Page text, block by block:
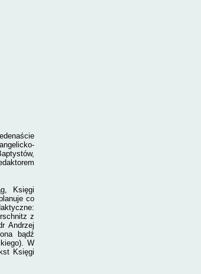
Księgi
co
z
Andrzej
bądź
W
Księgi